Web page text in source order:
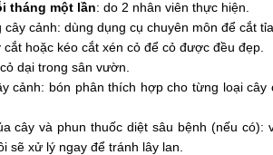
tháng một lần: do 2 nhân viên thực hiện.
cảnh: dùng dụng cụ chuyên môn để cắt
hoặc kéo cắt xén cỏ để cỏ được đều đẹp.
dại trong sân vườn.
cảnh: bón phân thích hợp cho từng loại
cây và phun thuốc diệt sâu bệnh (nếu có):
sẽ xử lý ngay để tránh lây lan.